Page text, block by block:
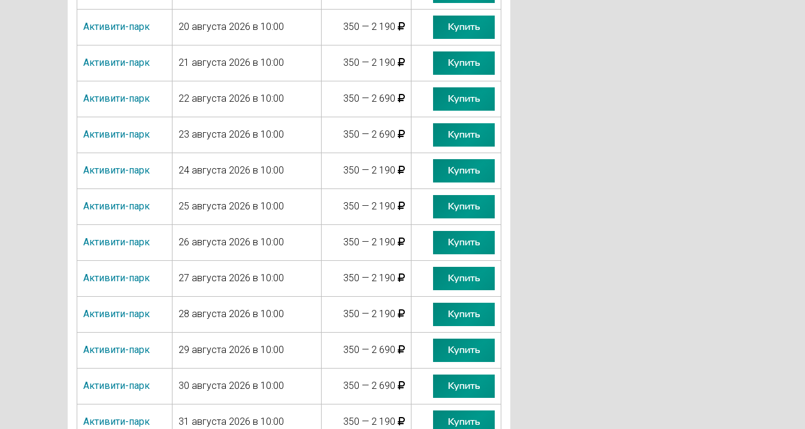
Активити-парк 20 августа 2026 в 10:00 350 — 2 190 Купить
Активити-парк 21 августа 2026 в 10:00 350 — 2 190 Купить
Активити-парк 22 августа 2026 в 10:00 350 — 2 690 Купить
Активити-парк 23 августа 2026 в 10:00 350 — 2 690 Купить
Активити-парк 24 августа 2026 в 10:00 350 — 2 190 Купить
Активити-парк 25 августа 2026 в 10:00 350 — 2 190 Купить
Активити-парк 26 августа 2026 в 10:00 350 — 2 190 Купить
Активити-парк 27 августа 2026 в 10:00 350 — 2 190 Купить
Активити-парк 28 августа 2026 в 10:00 350 — 2 190 Купить
Активити-парк 29 августа 2026 в 10:00 350 — 2 690 Купить
Активити-парк 30 августа 2026 в 10:00 350 — 2 690 Купить
Активити-парк 31 августа 2026 в 10:00 350 — 2 190 Купить